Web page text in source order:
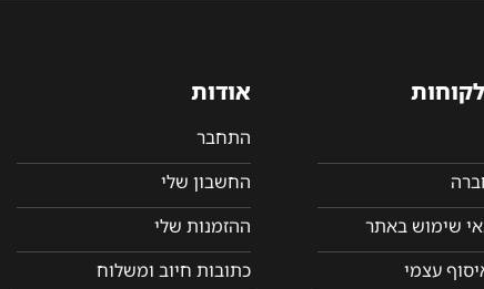
שימוש באתר
עצמי
אודות
התחבר
החשבון שלי
ההזמנות שלי
כתובות חיוב ומשלוח